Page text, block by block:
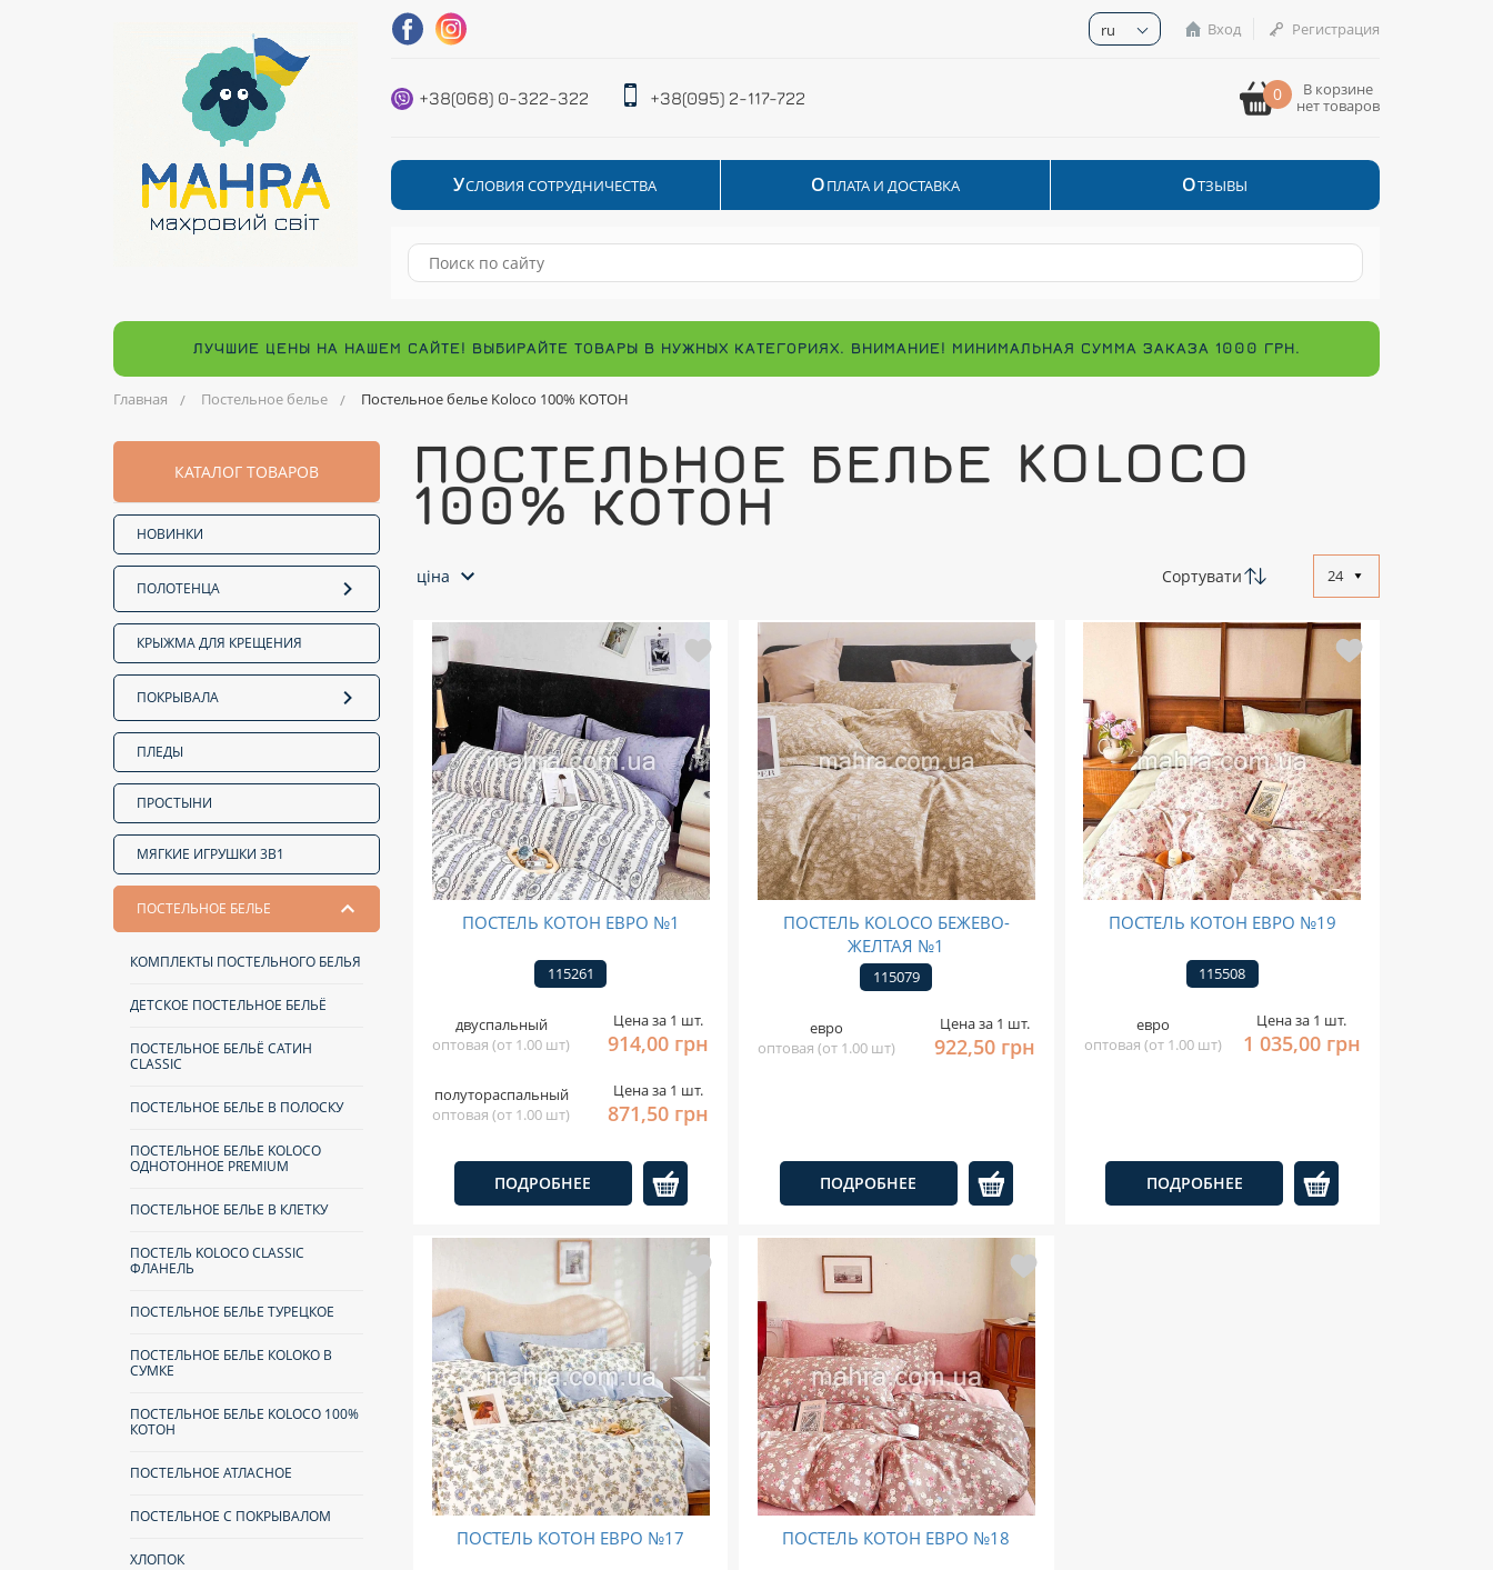
ru Вход Регистрация
+38(068) 0-322-322 +38(095) 2-117-722 0
В корзине
нет товаров
УСЛОВИЯ СОТРУДНИЧЕСТВА ОПЛАТА И ДОСТАВКА ОТЗЫВЫ
ЛУЧШИЕ ЦЕНЫ НА НАШЕМ САЙТЕ! ВЫБИРАЙТЕ ТОВАРЫ В НУЖНЫХ КАТЕГОРИЯХ. ВНИМАНИЕ! МИНИМАЛЬНАЯ СУММА ЗАКАЗА 1000 ГРН.
Главная Постельное белье Постельное белье Koloco 100% КОТОН
КАТАЛОГ ТОВАРОВ
НОВИНКИ
ПОЛОТЕНЦА
КРЫЖМА ДЛЯ КРЕЩЕНИЯ
ПОКРЫВАЛА
ПЛЕДЫ
ПРОСТЫНИ
МЯГКИЕ ИГРУШКИ 3В1
ПОСТЕЛЬНОЕ БЕЛЬЕ
КОМПЛЕКТЫ ПОСТЕЛЬНОГО БЕЛЬЯ
ДЕТСКОЕ ПОСТЕЛЬНОЕ БЕЛЬЁ
ПОСТЕЛЬНОЕ БЕЛЬЁ САТИН
CLASSIC
ПОСТЕЛЬНОЕ БЕЛЬЕ В ПОЛОСКУ
ПОСТЕЛЬНОЕ БЕЛЬЕ KOLOCO
ОДНОТОННОЕ PREMIUM
ПОСТЕЛЬНОЕ БЕЛЬЕ В КЛЕТКУ
ПОСТЕЛЬ KOLOCO CLASSIC
ФЛАНЕЛЬ
ПОСТЕЛЬНОЕ БЕЛЬЕ ТУРЕЦКОЕ
ПОСТЕЛЬНОЕ БЕЛЬЕ КOLOKO В
СУМКЕ
ПОСТЕЛЬНОЕ БЕЛЬЕ KOLOCO 100%
КОТОН
ПОСТЕЛЬНОЕ АТЛАСНОЕ
ПОСТЕЛЬНОЕ С ПОКРЫВАЛОМ
ХЛОПОК
ПОСТЕЛЬНОЕ БЕЛЬЕ KOLOCO
100% КОТОН
ціна Сортувати 24
ПОСТЕЛЬ КОТОН ЕВРО №1
115261
двуспальный
оптовая (от 1.00 шт)
Цена за 1 шт.
914,00 грн
полутораспальный
оптовая (от 1.00 шт)
Цена за 1 шт.
871,50 грн
ПОДРОБНЕЕ
ПОСТЕЛЬ KOLOCO БЕЖЕВО-
ЖЕЛТАЯ №1
115079
евро
оптовая (от 1.00 шт)
Цена за 1 шт.
922,50 грн
ПОДРОБНЕЕ
ПОСТЕЛЬ КОТОН ЕВРО №19
115508
евро
оптовая (от 1.00 шт)
Цена за 1 шт.
1 035,00 грн
ПОДРОБНЕЕ
ПОСТЕЛЬ КОТОН ЕВРО №17 ПОСТЕЛЬ КОТОН ЕВРО №18